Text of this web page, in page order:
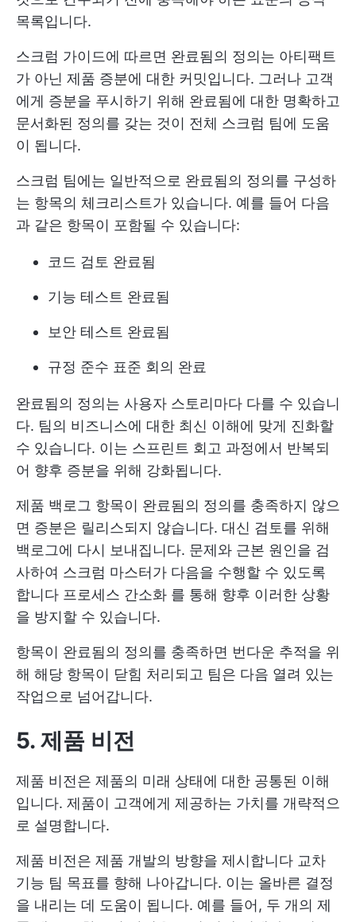
목록입니다.
스크럼 가이드에 따르면 완료됨의 정의는 아티팩트
가 아닌 제품 증분에 대한 커밋입니다. 그러나 고객
에게 증분을 푸시하기 위해 완료됨에 대한 명확하고
문서화된 정의를 갖는 것이 전체 스크럼 팀에 도움
이 됩니다.
스크럼 팀에는 일반적으로 완료됨의 정의를 구성하
는 항목의 체크리스트가 있습니다. 예를 들어 다음
과 같은 항목이 포함될 수 있습니다:
코드 검토 완료됨
기능 테스트 완료됨
보안 테스트 완료됨
규정 준수 표준 회의 완료
완료됨의 정의는 사용자 스토리마다 다를 수 있습니
다. 팀의 비즈니스에 대한 최신 이해에 맞게 진화할
수 있습니다. 이는 스프린트 회고 과정에서 반복되
어 향후 증분을 위해 강화됩니다.
제품 백로그 항목이 완료됨의 정의를 충족하지 않으
면 증분은 릴리스되지 않습니다. 대신 검토를 위해
백로그에 다시 보내집니다. 문제와 근본 원인을 검
사하여 스크럼 마스터가 다음을 수행할 수 있도록
합니다 프로세스 간소화 를 통해 향후 이러한 상황
을 방지할 수 있습니다.
항목이 완료됨의 정의를 충족하면 번다운 추적을 위
해 해당 항목이 닫힘 처리되고 팀은 다음 열려 있는
작업으로 넘어갑니다.
5. 제품 비전
제품 비전은 제품의 미래 상태에 대한 공통된 이해
입니다. 제품이 고객에게 제공하는 가치를 개략적으
로 설명합니다.
제품 비전은 제품 개발의 방향을 제시합니다 교차
기능 팀 목표를 향해 나아갑니다. 이는 올바른 결정
을 내리는 데 도움이 됩니다. 예를 들어, 두 개의 제